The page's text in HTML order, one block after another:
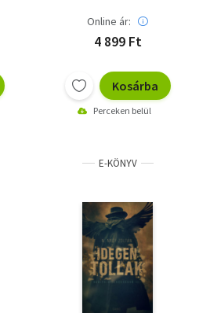
Online ár:
4 899 Ft
Kosárba
Perceken belül
E-KÖNYV